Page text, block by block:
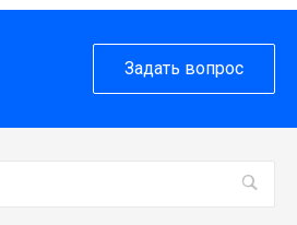
Задать вопрос